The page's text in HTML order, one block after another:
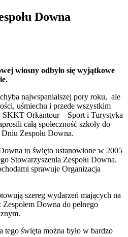
Downa
wiosny odbyło się wyjątkowe
najwspanialszej pory roku, ale
uśmiechu i przede wszystkim
SKKT Orkantour – Sport i Turystyka
całą społeczność szkoły do
Zespołu Downa.
to święto ustanowione w 2005
Stowarzyszenia Zespołu Downa.
sprawuje Organizacja
szereg wydarzeń mających na
Downa do pełnego
tego święta można było w bardzo